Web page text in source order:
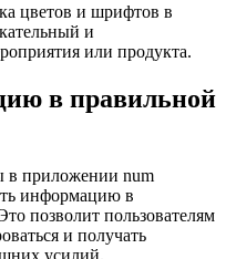
цветов и шрифтов в
и
или продукта.
в правильной
в приложении num
информацию в
позволит пользователям
и получать
усилий.